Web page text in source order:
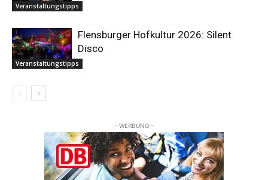
Veranstaltungstipps
Veranstaltungstipps
Flensburger Hofkultur 2026: Silent
Disco
– WERBUNG –